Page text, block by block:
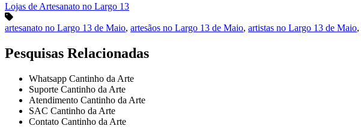
Lojas de Artesanato no Largo 13
artesanato no Largo 13 de Maio, artesãos no Largo 13 de Maio, artistas no Largo 13 de Maio,
Pesquisas Relacionadas
Whatsapp Cantinho da Arte
Suporte Cantinho da Arte
Atendimento Cantinho da Arte
SAC Cantinho da Arte
Contato Cantinho da Arte